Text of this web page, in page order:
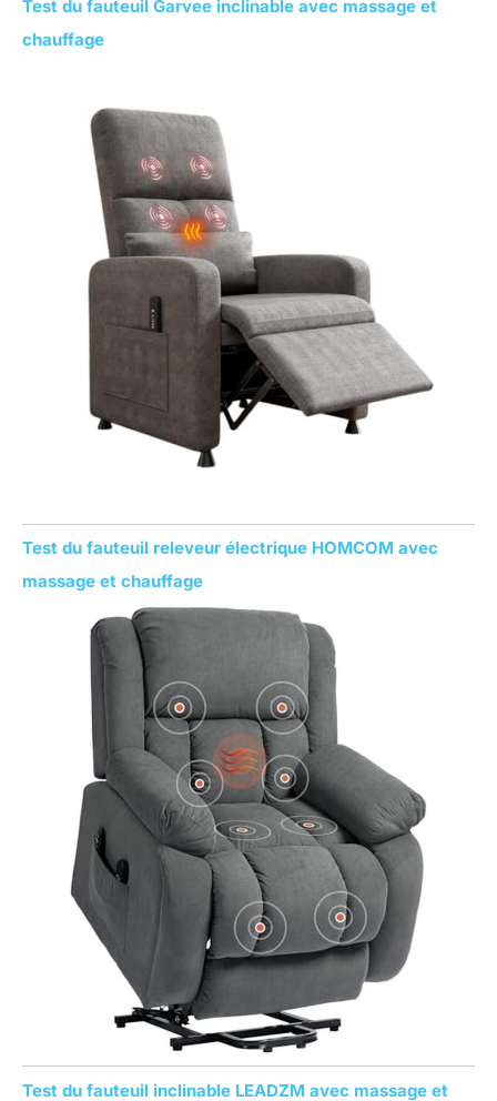
Test du fauteuil Garvee inclinable avec massage et
chauffage
Test du fauteuil releveur électrique HOMCOM avec
massage et chauffage
Test du fauteuil inclinable LEADZM avec massage et